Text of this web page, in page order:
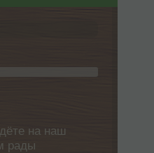
на наш
рады